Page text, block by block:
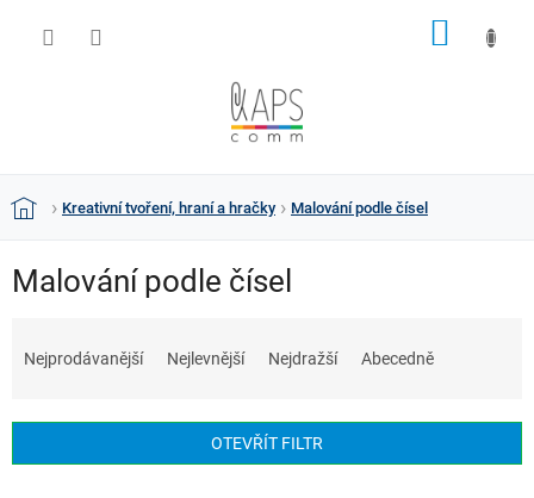
DomůKreativní tvoření, hraní a hračky Malování podle čísel
Malování podle čísel
í
Nejprodávanější Nejlevnější Nejdražší Abecedně
OTEVŘÍT FILTR